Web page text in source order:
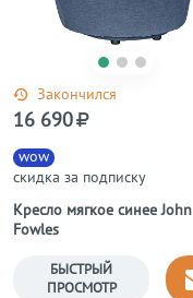
Закончился
Кресло мягкое синее John
Fowles
wow
скидка за подписку
16 690
БЫСТРЫЙ
ПРОСМОТР